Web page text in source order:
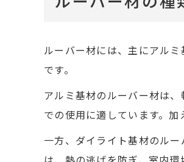
ルーバー材には、主にアル
です。
アルミ基材のルーバー材は
での使用に適しています。
一方、ダイライト基材のル